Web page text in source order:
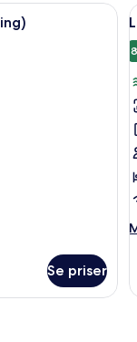
hotellrum med en
Se priser
-
1